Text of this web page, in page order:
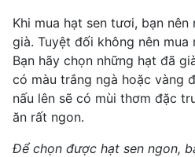
Khi mua hạt sen tươi, bạn nên
già. Tuyệt đối không nên mua
Bạn hãy chọn những hạt đã
có màu trắng ngà hoặc vàng
nấu lên sẽ có mùi thơm đặc
ăn rất ngon.
Để chọn được hạt sen ngon,